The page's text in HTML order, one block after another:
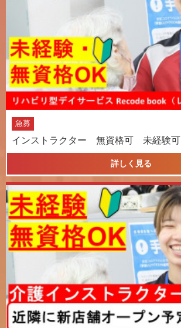
急募
インストラクター 無資格可 未経験可
詳しく見る